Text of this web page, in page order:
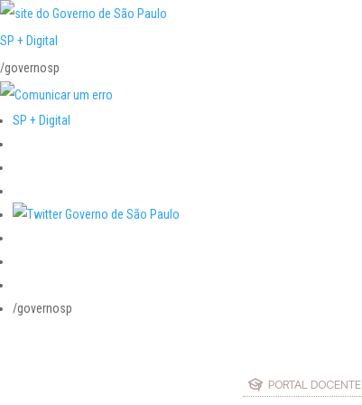
SP + Digital
/governosp
SP + Digital
/governosp
PORTAL DOCENTE